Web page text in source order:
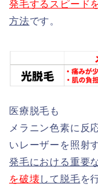
発毛するスピード
方法です。
医療脱毛も
メラニン色素に反
いレーザーを照射
発毛における重要
を破壊して脱毛を